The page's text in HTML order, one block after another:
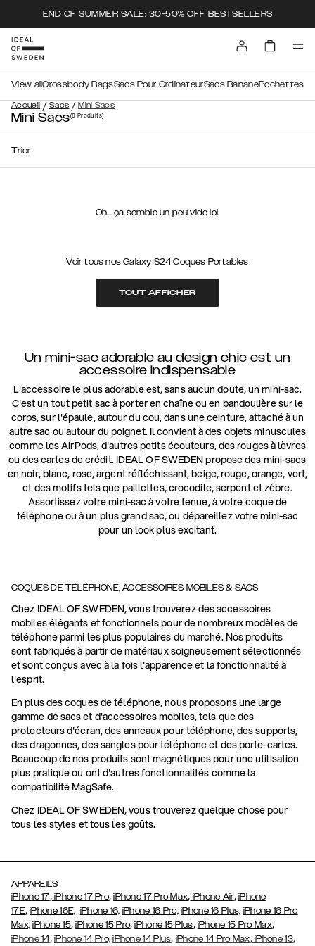
END OF SUMMER SALE: 30-50% OFF BESTSELLERS
Accueil / Sacs / Mini Sacs
View allCrossbody BagsSacs Pour OrdinateurSacs BananePochettes
Mini Sacs(0 Produits)
Trier
Oh... ça semble un peu vide ici.
Voir tous nos Galaxy S24 Coques Portables
TOUT AFFICHER
Un mini-sac adorable au design chic est un
accessoire indispensable
L'accessoire le plus adorable est, sans aucun doute, un mini-sac.
C'est un tout petit sac à porter en chaîne ou en bandoulière sur le
corps, sur l'épaule, autour du cou, dans une ceinture, attaché à un
autre sac ou autour du poignet. Il convient à des objets minuscules
comme les AirPods, d'autres petits écouteurs, des rouges à lèvres
ou des cartes de crédit. IDEAL OF SWEDEN propose des mini-sacs
en noir, blanc, rose, argent réfléchissant, beige, rouge, orange, vert,
et des motifs tels que paillettes, crocodile, serpent et zèbre.
Assortissez votre mini-sac à votre tenue, à votre coque de
téléphone ou à un plus grand sac, ou dépareillez votre mini-sac
pour un look plus excitant.
COQUES DE TÉLÉPHONE, ACCESSOIRES MOBILES & SACS
Chez IDEAL OF SWEDEN, vous trouverez des accessoires
mobiles élégants et fonctionnels pour de nombreux modèles de
téléphone parmi les plus populaires du marché. Nos produits
sont fabriqués à partir de matériaux soigneusement sélectionnés
et sont conçus avec à la fois l'apparence et la fonctionnalité à
l'esprit.
En plus des coques de téléphone, nous proposons une large
gamme de sacs et d'accessoires mobiles, tels que des
protecteurs d'écran, des anneaux pour téléphone, des supports,
des dragonnes, des sangles pour téléphone et des porte-cartes.
Beaucoup de nos produits sont magnétiques pour une utilisation
plus pratique ou ont d'autres fonctionnalités comme la
compatibilité MagSafe.
Chez IDEAL OF SWEDEN, vous trouverez quelque chose pour
tous les styles et tous les goûts.
APPAREILS
iPhone 17,iPhone 17 Pro,iPhone 17 Pro Max, iPhone Air, iPhone
17E,iPhone 16E, iPhone 16, iPhone 16 Pro, iPhone 16 Plus, iPhone 16 Pro
Max, iPhone 15,iPhone 15 Pro,iPhone 15 Plus, iPhone 15 Pro Max,
iPhone 14, iPhone 14 Pro, iPhone 14 Plus, iPhone 14 Pro Max,iPhone 13,